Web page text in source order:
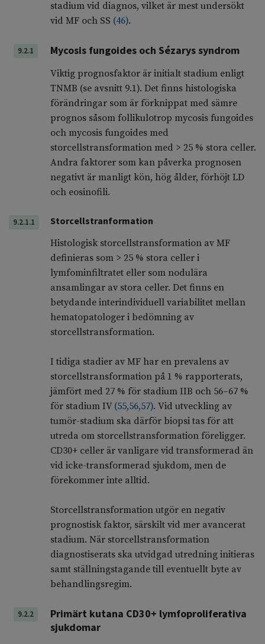
stadium vid diagnos, vilket är mest undersökt
vid MF och SS (46).
9.2.1 Mycosis fungoides och Sézarys syndrom
Viktig prognosfaktor är initialt stadium enligt
TNMB (se avsnitt 9.1). Det finns histologiska
förändringar som är förknippat med sämre
prognos såsom follikulotrop mycosis fungoides
och mycosis fungoides med
storcellstransformation med > 25 % stora celler.
Andra faktorer som kan påverka prognosen
negativt är manligt kön, hög ålder, förhöjt LD
och eosinofili.
9.2.1.1
Storcellstranformation
Histologisk storcellstransformation av MF
definieras som > 25 % stora celler i
lymfominfiltratet eller som nodulära
ansamlingar av stora celler. Det finns en
betydande interindividuell variabilitet mellan
hematopatologer i bedömning av
storcellstransformation.
I tidiga stadier av MF har en prevalens av
storcellstransformation på 1 % rapporterats,
jämfört med 27 % för stadium IIB och 56–67 %
för stadium IV (55,56,57). Vid utveckling av
tumör-stadium ska därför biopsi tas för att
utreda om storcellstransformation föreligger.
CD30+ celler är vanligare vid transformerad än
vid icke-transformerad sjukdom, men de
förekommer inte alltid.
Storcellstransformation utgör en negativ
prognostisk faktor, särskilt vid mer avancerat
stadium. När storcellstransformation
diagnostiserats ska utvidgad utredning initieras
samt ställningstagande till eventuellt byte av
behandlingsregim.
9.2.2
Primärt kutana CD30+ lymfoproliferativa
sjukdomar